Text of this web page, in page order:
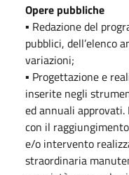
Opere pubbliche
▪ Redazione del
pubblici, dell’elenco
variazioni;
▪ Progettazione e
inserite negli
ed annuali approvati.
con il
e/o intervento
straordinaria